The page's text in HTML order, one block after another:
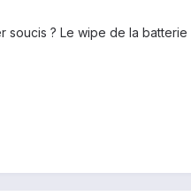
? Le wipe de la